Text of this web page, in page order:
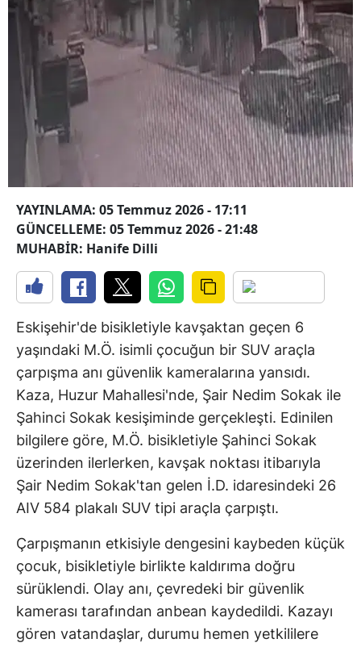
YAYINLAMA: 05 Temmuz 2026 - 17:11
GÜNCELLEME: 05 Temmuz 2026 - 21:48
MUHABİR: Hanife Dilli
Eskişehir'de bisikletiyle kavşaktan geçen 6
yaşındaki M.Ö. isimli çocuğun bir SUV araçla
çarpışma anı güvenlik kameralarına yansıdı.
Kaza, Huzur Mahallesi'nde, Şair Nedim Sokak ile
Şahinci Sokak kesişiminde gerçekleşti. Edinilen
bilgilere göre, M.Ö. bisikletiyle Şahinci Sokak
üzerinden ilerlerken, kavşak noktası itibarıyla
Şair Nedim Sokak'tan gelen İ.D. idaresindeki 26
AIV 584 plakalı SUV tipi araçla çarpıştı.
Çarpışmanın etkisiyle dengesini kaybeden küçük
çocuk, bisikletiyle birlikte kaldırıma doğru
sürüklendi. Olay anı, çevredeki bir güvenlik
kamerası tarafından anbean kaydedildi. Kazayı
gören vatandaşlar, durumu hemen yetkililere